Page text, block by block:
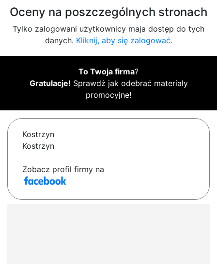
Oceny na poszczególnych stronach
Tylko zalogowani użytkownicy maja dostęp do tych
danych. Kliknij, aby się zalogować.
To Twoja firma?
Gratulacje! Sprawdź jak odebrać materiały
promocyjne!
Kostrzyn
Kostrzyn
Zobacz profil firmy na